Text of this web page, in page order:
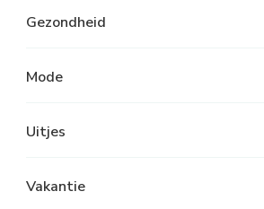
Gezondheid
Mode
Uitjes
Vakantie